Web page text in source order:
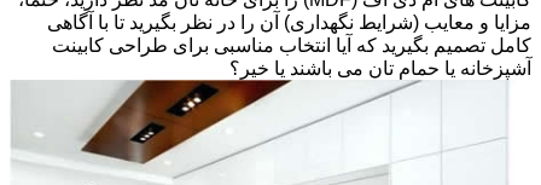
مزایا و معایب (شرایط نگهداری) آن را در نظر بگیرید تا با آگاهی
کامل تصمیم بگیرید که آیا انتخاب مناسبی برای طراحی کابینت
آشپزخانه یا حمام تان می باشند یا خیر؟